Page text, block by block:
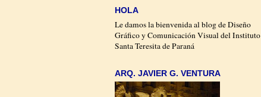
HOLA
Le damos la bienvenida al blog de Diseño
Gráfico y Comunicación Visual del Instituto
Santa Teresita de Paraná
ARQ. JAVIER G. VENTURA